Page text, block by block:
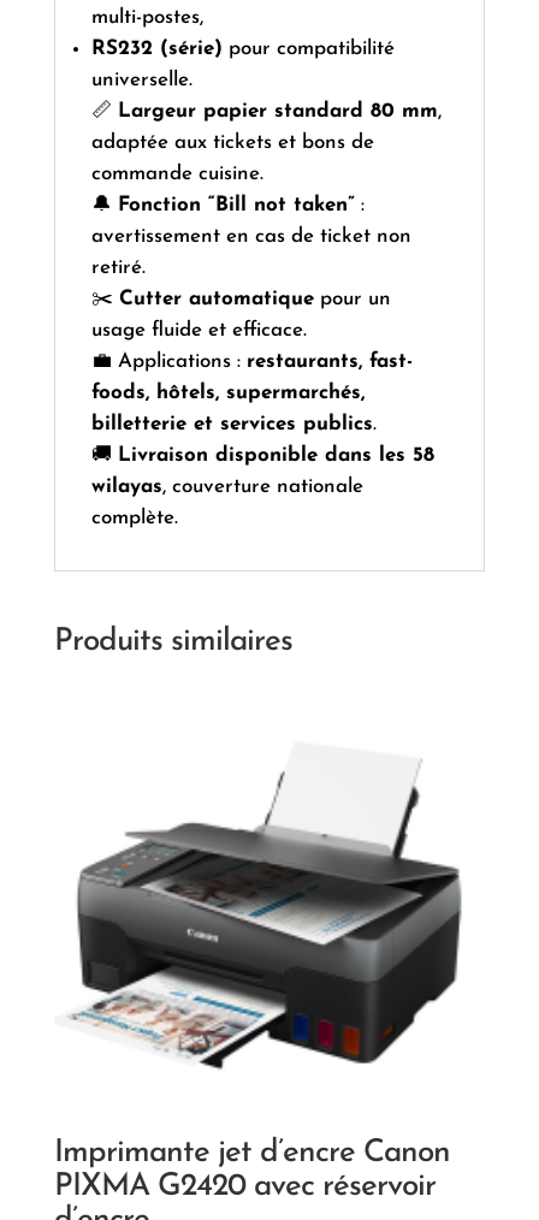
multi-postes,
RS232 (série) pour compatibilité
universelle.
📏 Largeur papier standard 80 mm,
adaptée aux tickets et bons de
commande cuisine.
🔔
Fonction “Bill not taken” :
avertissement en cas de ticket non
retiré.
✂️ Cutter automatiquepour un
usage fluide et efficace.
💼 Applications : restaurants, fast-
foods, hôtels, supermarchés,
billetterie et services publics.
🚚 Livraison disponible dans les 58
wilayas, couverture nationale
complète.
Produits similaires
Imprimante jet d’encre Canon
PIXMA G2420 avec réservoir